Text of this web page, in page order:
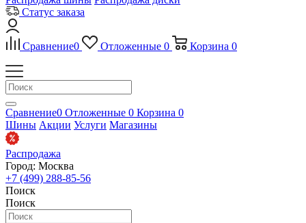
Статус заказа
Сравнение0 Отложенные 0 Корзина 0
Сравнение0 Отложенные 0 Корзина 0
Шины Акции Услуги Магазины
Распродажа
Город: Москва
+7 (499) 288-85-56
Поиск
Поиск